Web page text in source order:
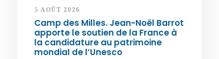
5 AOÛT 2026
Camp des Milles. Jean-Noël Barrot
apporte le soutien de la France à
la candidature au patrimoine
mondial de l’Unesco